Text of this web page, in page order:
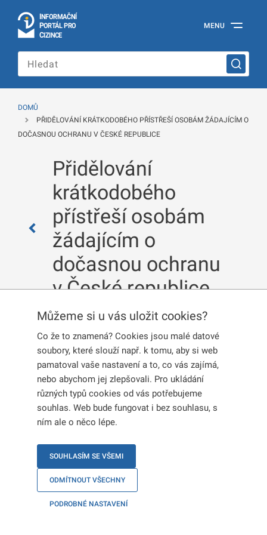
INFORMAČNÍ
PORTÁL PRO
CIZINCE
portál
cizince
Ministerstva
republiky
MENU
Můžeme si u vás uložit cookies?
Co že to znamená? Cookies jsou malé datové
soubory, které slouží např. k tomu, aby si web
pamatoval vaše nastavení a to, co vás zajímá,
nebo abychom jej zlepšovali. Pro ukládání
různých typů cookies od vás potřebujeme
souhlas. Web bude fungovat i bez souhlasu, s
ním ale o něco lépe.
SOUHLASÍM SE VŠEMI
ODMÍTNOUT VŠECHNY
PODROBNÉ NASTAVENÍ
DOMŮ
PŘIDĚLOVÁNÍ KRÁTKODOBÉHO PŘÍSTŘEŠÍ OSOBÁM ŽÁDAJÍCÍM O
DOČASNOU OCHRANU V ČESKÉ REPUBLICE
Přidělování
krátkodobého
přístřeší osobám
žádajícím o
dočasnou ochranu
v České republice
Publikováno:11. 8. 2023
Od 1. 9. 2023 bude krátkodobé
přístřeší poskytováno pouze v Brně a
Ostravě.
které čekají na otevření KACPU (
nebo těm, které čekají na udělení dočasné
ochrany a nemají zajištěno vlastní ubytování.
Místa poskytující krátkodobé přístřeší budou